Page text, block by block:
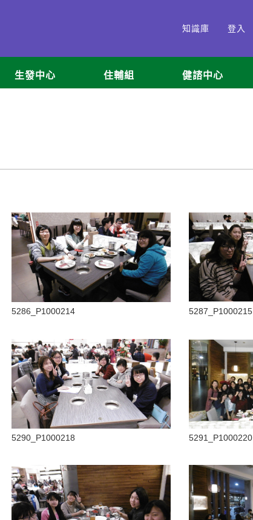
知識庫 登入
生發中心 住輔組 健諮中心
5286_P1000214 5287_P1000215
5290_P1000218 5291_P1000220